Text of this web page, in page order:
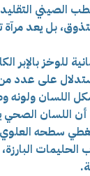
الصيني
بل يعد
للوخز بالإبر
على عدد
اللسان ولونه
اللسان الصحي
سطحه
الحليمات